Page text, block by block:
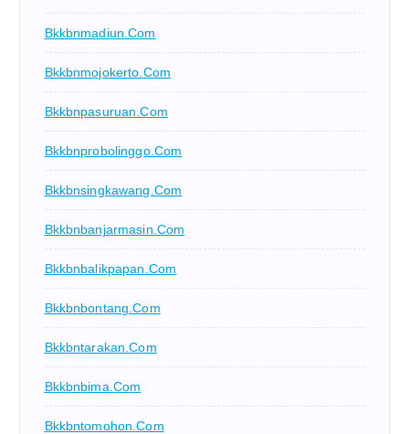
Bkkbnmadiun.com
Bkkbnmojokerto.com
Bkkbnpasuruan.com
Bkkbnprobolinggo.com
Bkkbnsingkawang.com
Bkkbnbanjarmasin.com
Bkkbnbalikpapan.com
Bkkbnbontang.com
Bkkbntarakan.com
Bkkbnbima.com
Bkkbntomohon.com